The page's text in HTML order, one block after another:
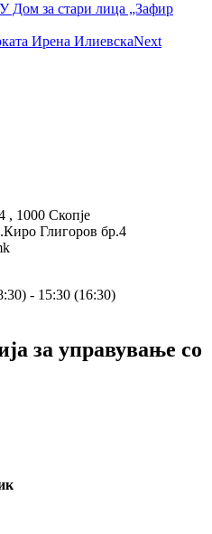
Дом за стари лица „Зафир
Ирена ИлиевскаNext
, 1000 Скопје
Глигоров бр.4
- 15:30 (16:30)
за управување со